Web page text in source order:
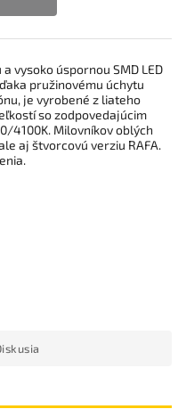
vysoko úspornou SMD LED
pružinovému úchytu
je vyrobené z liateho
so zodpovedajúcim
4100K. Milovníkov oblých
aj štvorcovú verziu RAFA.